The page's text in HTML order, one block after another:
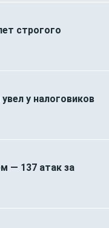
строгого
у налоговиков
— 137 атак за